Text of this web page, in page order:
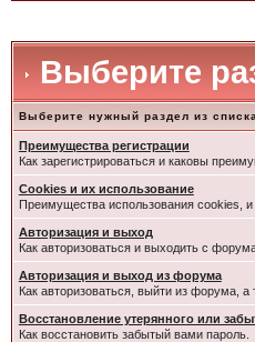
Выберите
Выберите нужный раздел из списка
Преимущества регистрации
Как зарегистрироваться и каковы
Cookies и их использование
Преимущества использования cookies,
Авторизация и выход
Как авторизоваться и выходить с
Авторизация и выход из форума
Как авторизоваться, выйти из форума,
Восстановление утерянного или
Как восстановить забытый вами пароль.